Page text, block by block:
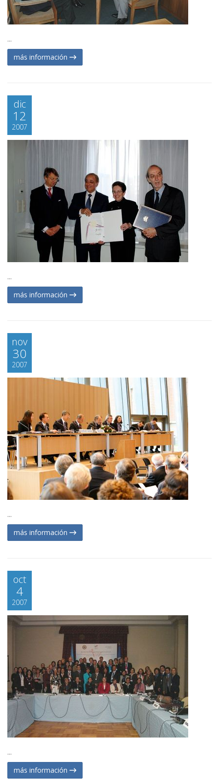
...
más información
dic
12
2007
...
más información
nov
30
2007
...
más información
oct
4
2007
...
más información